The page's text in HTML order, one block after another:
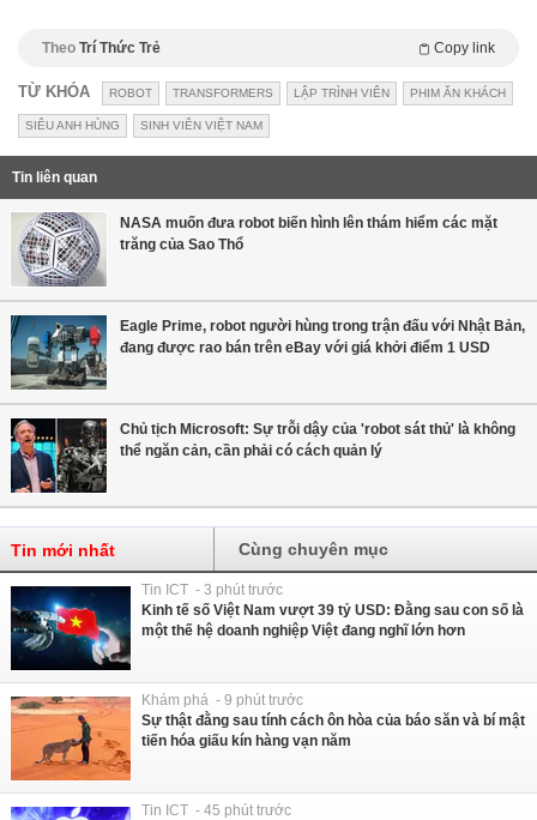
Theo Trí Thức Trẻ Copy link
TỪ KHÓA ROBOT TRANSFORMERS LẬP TRÌNH VIÊN PHIM ĂN KHÁCH
SIÊU ANH HÙNG SINH VIÊN VIỆT NAM
Tin liên quan
NASA muốn đưa robot biến hình lên thám hiểm các mặt
trăng của Sao Thổ
Eagle Prime, robot người hùng trong trận đấu với Nhật Bản,
đang được rao bán trên eBay với giá khởi điểm 1 USD
Chủ tịch Microsoft: Sự trỗi dậy của 'robot sát thủ' là không
thể ngăn cản, cần phải có cách quản lý
Tin mới nhất Cùng chuyên mục
Tin ICT - 3 phút trước
Kinh tế số Việt Nam vượt 39 tỷ USD: Đằng sau con số là
một thế hệ doanh nghiệp Việt đang nghĩ lớn hơn
Khám phá - 9 phút trước
Sự thật đằng sau tính cách ôn hòa của báo săn và bí mật
tiến hóa giấu kín hàng vạn năm
Tin ICT - 45 phút trước